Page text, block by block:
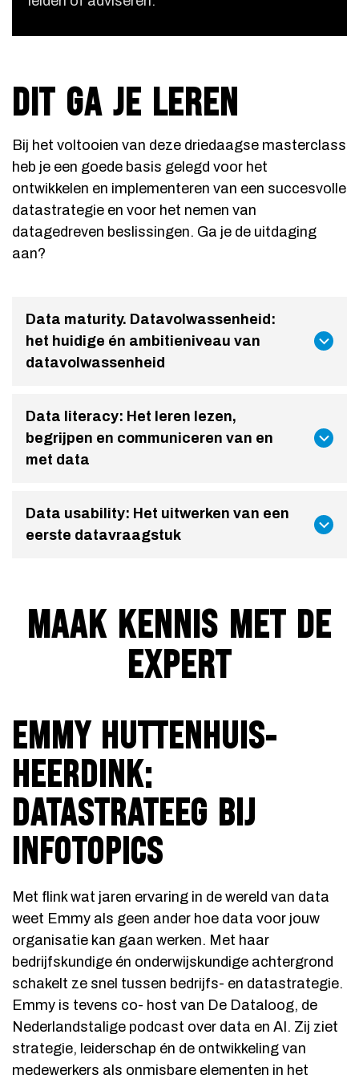
DIT GA JE LEREN
Bij het voltooien van deze driedaagse masterclass
heb je een goede basis gelegd voor het
ontwikkelen en implementeren van een succesvolle
datastrategie en voor het nemen van
datagedreven beslissingen. Ga je de uitdaging
aan?
Data maturity. Datavolwassenheid:
het huidige én ambitieniveau van
datavolwassenheid
Data literacy: Het leren lezen,
begrijpen en communiceren van en
met data
Data usability: Het uitwerken van een
eerste datavraagstuk
MAAK KENNIS MET DE
EXPERT
EMMY HUTTENHUIS-
HEERDINK:
DATASTRATEEG BIJ
INFOTOPICS
Met flink wat jaren ervaring in de wereld van data
weet Emmy als geen ander hoe data voor jouw
organisatie kan gaan werken. Met haar
bedrijfskundige én onderwijskundige achtergrond
schakelt ze snel tussen bedrijfs- en datastrategie.
Emmy is tevens co- host van De Dataloog, de
Nederlandstalige podcast over data en AI. Zij ziet
strategie, leiderschap én de ontwikkeling van
medewerkers als onmisbare elementen in het